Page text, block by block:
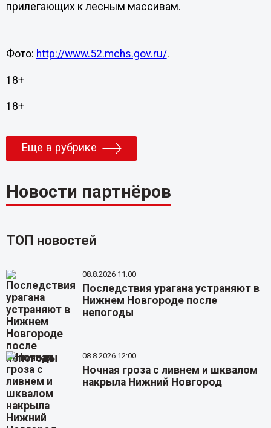
прилегающих к лесным массивам.
Фото: http://www.52.mchs.gov.ru/.
18+
18+
Еще в рубрике
Новости партнёров
ТОП новостей
08.8.2026 11:00
Последствия урагана устраняют в
Нижнем Новгороде после
непогоды
08.8.2026 12:00
Ночная гроза с ливнем и шквалом
накрыла Нижний Новгород